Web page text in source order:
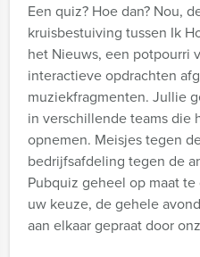
Een quiz? Hoe dan? Nou,
kruisbestuiving tussen Ik
het Nieuws, een potpourri
interactieve opdrachten
muziekfragmenten. Jullie
in verschillende teams die
opnemen. Meisjes tegen
bedrijfsafdeling tegen de
Pubquiz geheel op maat
uw keuze, de gehele
aan elkaar gepraat door